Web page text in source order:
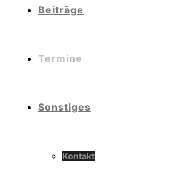
Beiträge
Termine
Sonstiges
Kontakt